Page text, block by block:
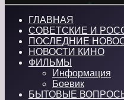
ГЛАВНАЯ
СОВЕТСКИЕ И
ПОСЛЕДНИЕ
НОВОСТИ КИНО
ФИЛЬМЫ
Информация
Боевик
БЫТОВЫЕ